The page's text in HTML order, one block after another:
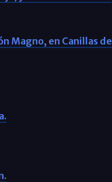
Magno, en Canillas de